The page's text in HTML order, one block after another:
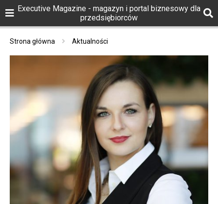
Executive Magazine - magazyn i portal biznesowy dla
przedsiębiorców
Strona główna Aktualności